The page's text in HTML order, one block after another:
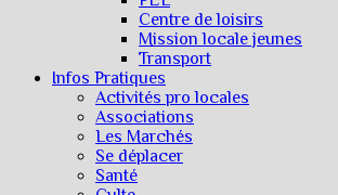
Centre de loisirs
Mission locale jeunes
Transport
Infos Pratiques
Activités pro locales
Associations
Les Marchés
Se déplacer
Santé